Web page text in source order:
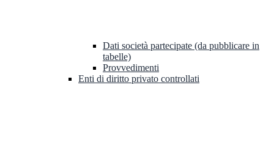
Dati società partecipate (da pubblicare in
tabelle)
Provvedimenti
Enti di diritto privato controllati